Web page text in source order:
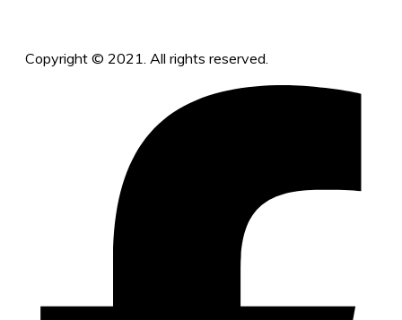
Copyright © 2021. All rights reserved.